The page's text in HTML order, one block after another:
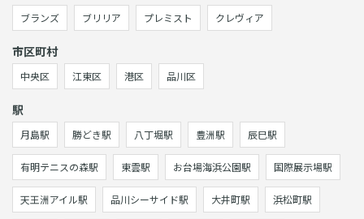
ブランズ ブリリア プレミスト クレヴィア
市区町村
中央区 江東区 港区 品川区
駅
月島駅 勝どき駅 八丁堀駅 豊洲駅 辰巳駅
有明テニスの森駅 東雲駅 お台場海浜公園駅 国際展示場駅
天王洲アイル駅 品川シーサイド駅 大井町駅 浜松町駅